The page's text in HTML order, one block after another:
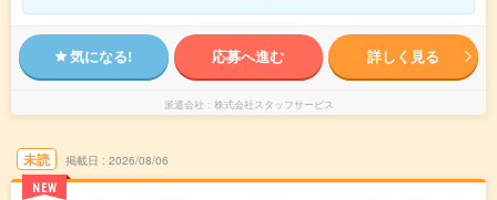
気になる! 応募へ進む 詳しく見る
派遣会社 株式会社スタッフサービス
未読
NEW
掲載日 2026/08/06